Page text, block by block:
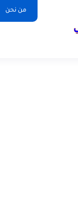
من نحن